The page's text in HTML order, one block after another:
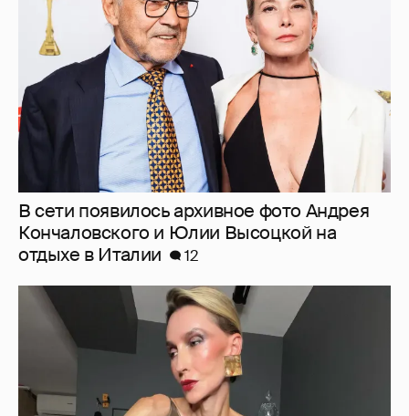
В сети появилось архивное фото Андрея
Кончаловского и Юлии Высоцкой на
отдыхе в Италии
12